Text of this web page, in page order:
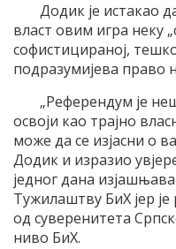
Додик је истакао
власт овим игра неку
софистицираној,
подразумијева право
„Референдум је
освоји као трајно
може да се изјасни о
Додик и изразио
једног дана
Тужилаштву БиХ јер
од суверенитета
ниво БиХ.